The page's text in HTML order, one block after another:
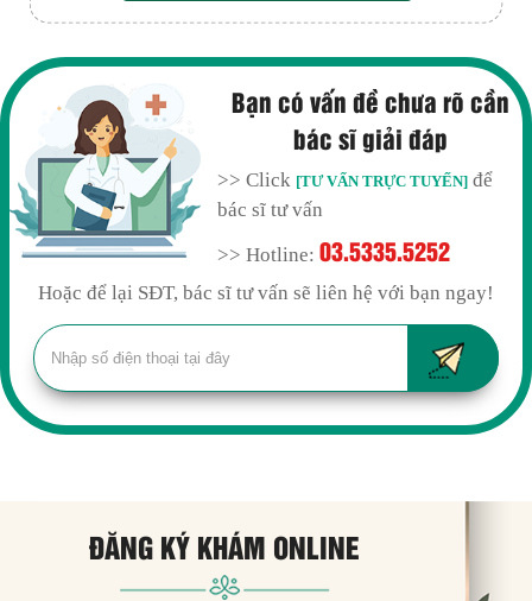
Bạn có vấn đề chưa rõ cần
bác sĩ giải đáp
>> Click [TƯ VẤN TRỰC TUYẾN] để
bác sĩ tư vấn
>> Hotline:03.5335.5252
Hoặc để lại SĐT, bác sĩ tư vấn sẽ liên hệ với bạn ngay!
ĐĂNG KÝ KHÁM ONLINE